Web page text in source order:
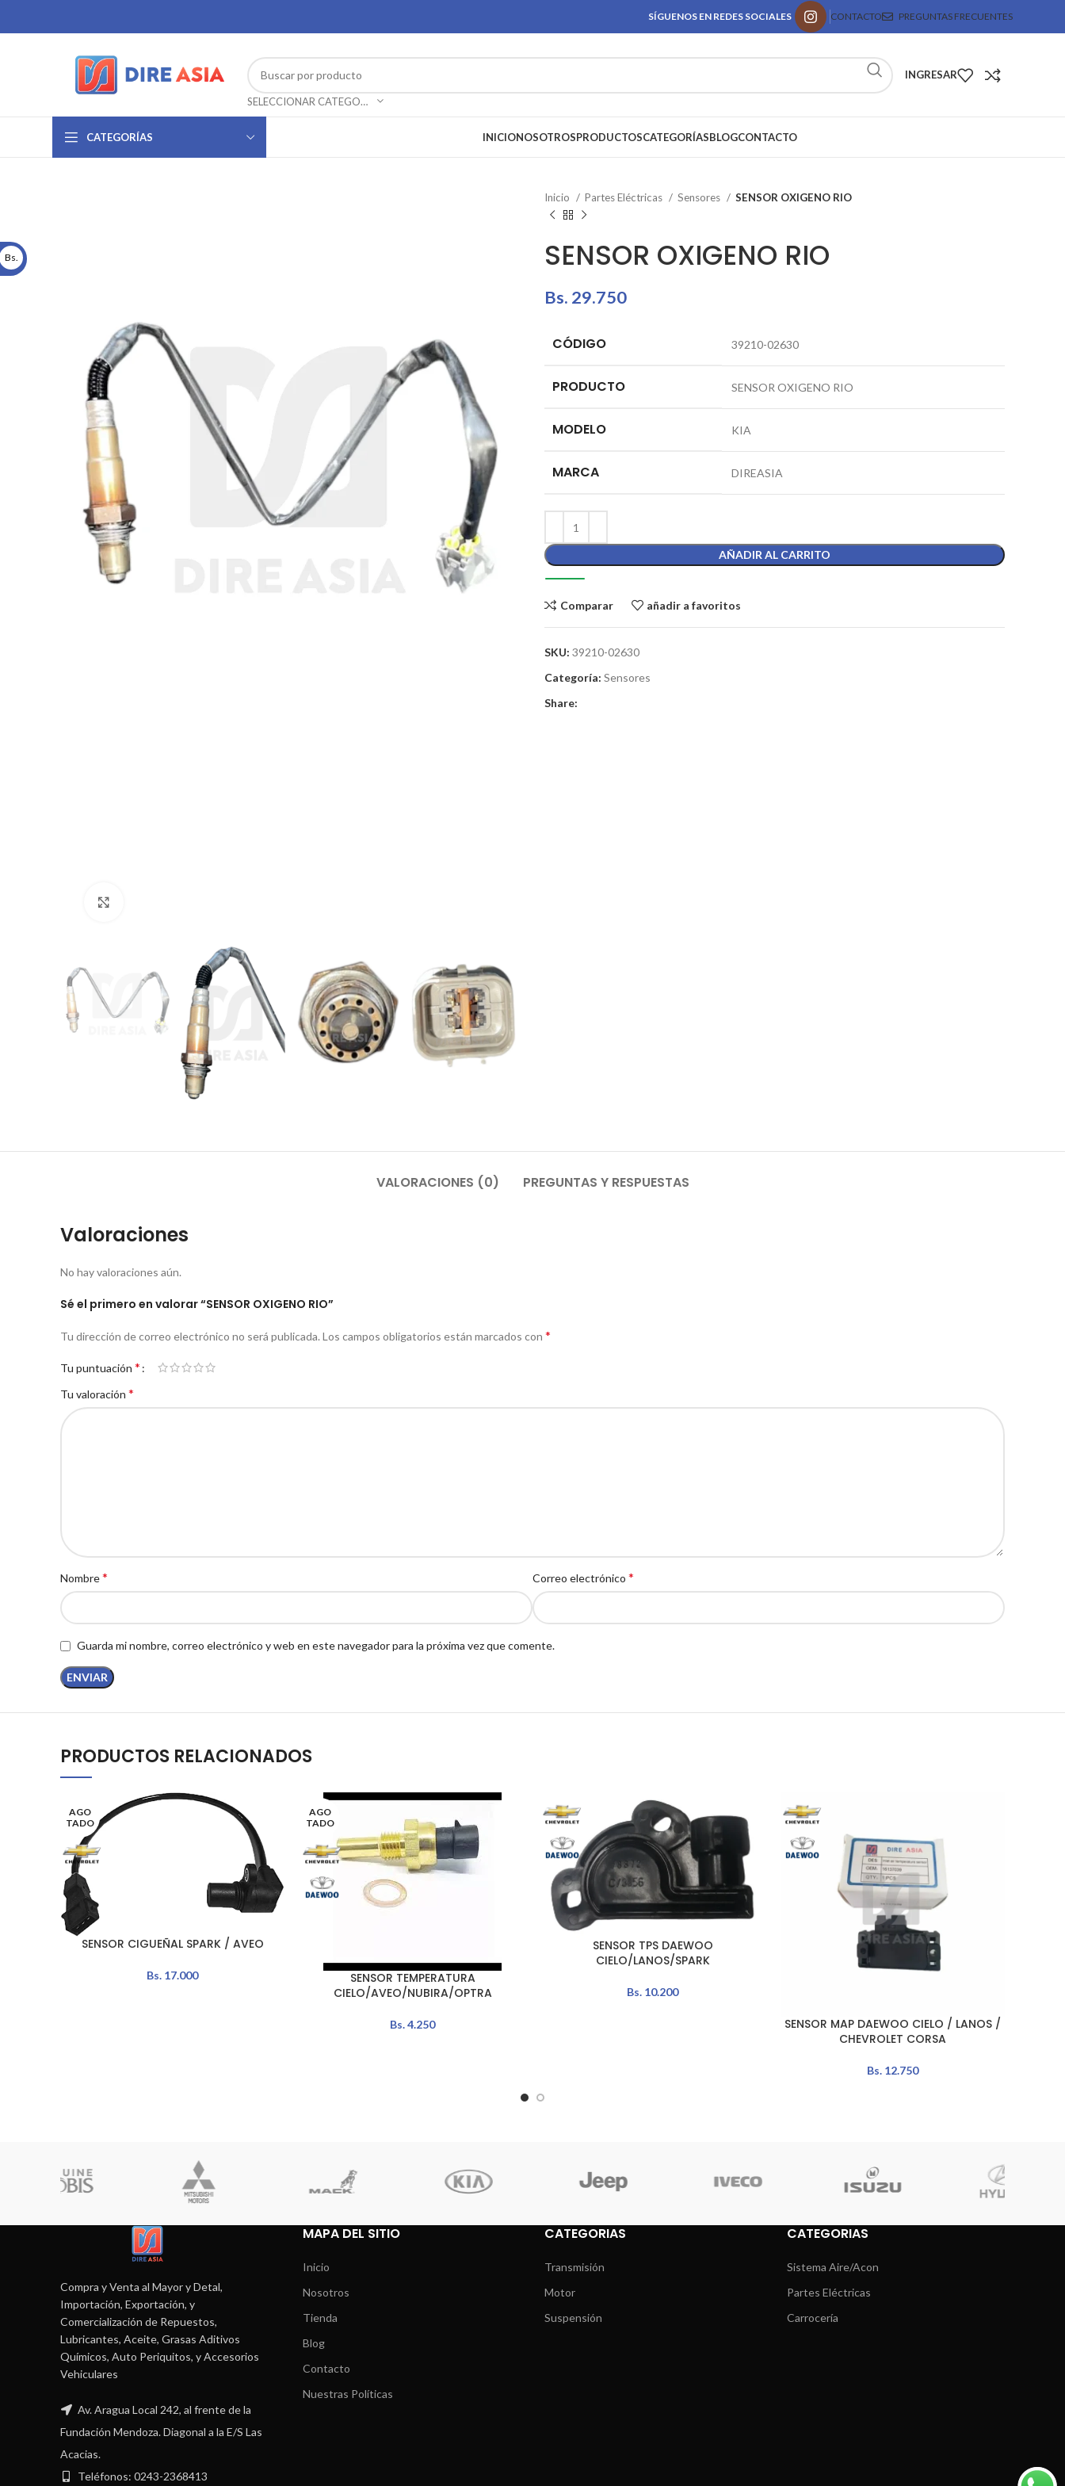
SÍGUENOS EN REDES SOCIALES CONTACTO PREGUNTAS FRECUENTES
SELECCIONAR CATEGORÍA
INGRESAR
CATEGORÍAS INICIONOSOTROSPRODUCTOSCATEGORÍASBLOGCONTACTO
Inicio Partes Eléctricas Sensores SENSOR OXIGENO RIO
SENSOR OXIGENO RIO
Bs. 29.750
CÓDIGO 39210-02630
PRODUCTO SENSOR OXIGENO RIO
MODELO KIA
MARCA DIREASIA
AÑADIR AL CARRITO
Comparar añadir a favoritos
SKU: 39210-02630
Categoría: Sensores
Share:
VALORACIONES (0) PREGUNTAS Y RESPUESTAS
Valoraciones
No hay valoraciones aún.
Sé el primero en valorar “SENSOR OXIGENO RIO”
Tu dirección de correo electrónico no será publicada. Los campos obligatorios están marcados con *
Tu puntuación *
Tu valoración *
Nombre* Correo electrónico *
Guarda mi nombre, correo electrónico y web en este navegador para la próxima vez que comente.
PRODUCTOS RELACIONADOS
AGO
TADO
LEER MÁS
SENSOR CIGUEÑAL SPARK / AVEO
Bs. 17.000
AGO
TADO
SENSOR TEMPERATURA
CIELO/AVEO/NUBIRA/OPTRA
Bs.4.250
AÑADIR AL CARRITO
SENSOR TPS DAEWOO
CIELO/LANOS/SPARK
Bs. 10.200
AÑADIR AL CARRITO
SENSOR MAP DAEWOO CIELO / LANOS /
CHEVROLET CORSA
Bs. 12.750
Compra y Venta al Mayor y Detal,
Importación, Exportación, y
Comercialización de Repuestos,
Lubricantes, Aceite, Grasas Aditivos
Químicos, Auto Periquitos, y Accesorios
Vehiculares
Av. Aragua Local 242, al frente de la
Fundación Mendoza. Diagonal a la E/S Las
Acacias.
Teléfonos: 0243-2368413
MAPA DEL SITIO
Inicio
Nosotros
Tienda
Blog
Contacto
Nuestras Políticas
CATEGORIAS
Transmisión
Motor
Suspensión
CATEGORIAS
Sistema Aire/Acon
Partes Eléctricas
Carrocería
Bs.